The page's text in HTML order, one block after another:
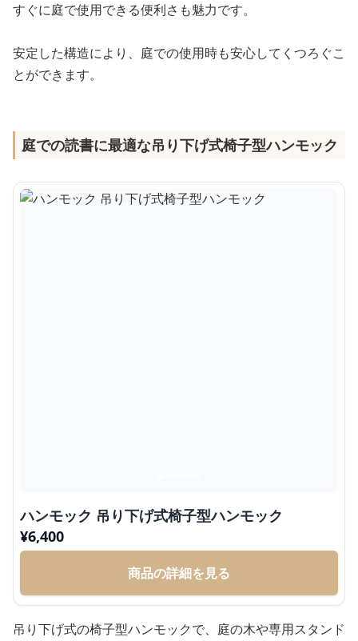
すぐに庭で使用できる便利さも魅力です。
安定した構造により、庭での使用時も安心してくつろぐこ
とができます。
庭での読書に最適な吊り下げ式椅子型ハンモック
ハンモック 吊り下げ式椅子型ハンモック
¥6,400
商品の詳細を見る
吊り下げ式の椅子型ハンモックで、庭の木や専用スタンド